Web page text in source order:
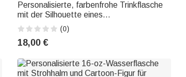
Personalisierte, farbenfrohe Trinkflasche
mit der Silhouette eines
Basketballspielers und Namensaufdruck –
ideal für das tägliche Training, den
Schulanfang oder als
(0)
18,00 €